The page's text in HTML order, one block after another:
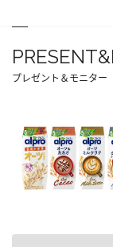
プレゼント＆モニター